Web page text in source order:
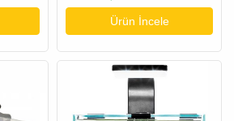
Ürün İncele